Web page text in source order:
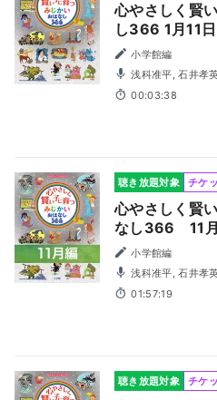
心やさしく賢
し366 1月11
小学館編
浅科准平, 石井孝英, 島田愛野, 南雲希美, 野津山幸宏, 八
木田幸恵, 山谷祥生,
00:03:38
聴き放題対象 チケ
心やさしく賢
なし366 11
小学館編
浅科准平, 石井孝英, 島田愛野, 南雲希美, 野津山幸宏, 八
木田幸恵, 山谷祥生,
01:57:19
聴き放題対象 チケ